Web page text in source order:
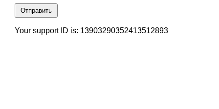
Отправить
Your support ID is: 13903290352413512893